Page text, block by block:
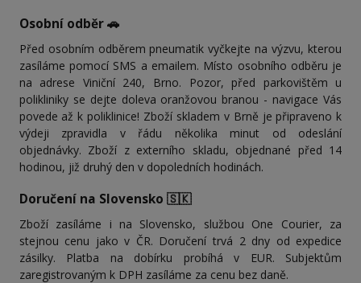
Osobní odběr 🚗
Před osobním odběrem pneumatik vyčkejte na výzvu, kterou
zasíláme pomocí SMS a emailem. Místo osobního odběru je
na adrese Viniční 240, Brno. Pozor, před parkovištěm u
polikliniky se dejte doleva oranžovou branou - navigace Vás
povede až k poliklinice! Zboží skladem v Brně je připraveno k
výdeji zpravidla v řádu několika minut od odeslání
objednávky. Zboží z externího skladu, objednané před 14
hodinou, již druhý den v dopoledních hodinách.
Doručení na Slovensko 🇸🇰
Zboží zasíláme i na Slovensko, službou One Courier, za
stejnou cenu jako v ČR. Doručení trvá 2 dny od expedice
zásilky. Platba na dobírku probíhá v EUR. Subjektům
zaregistrovaným k DPH zasíláme za cenu bez daně.